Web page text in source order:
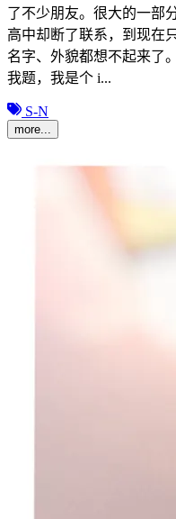
了不少朋友。很大的一部
高中却断了联系，到现在
名字、外貌都想不起来了
我题，我是个 i...
S-N
more...